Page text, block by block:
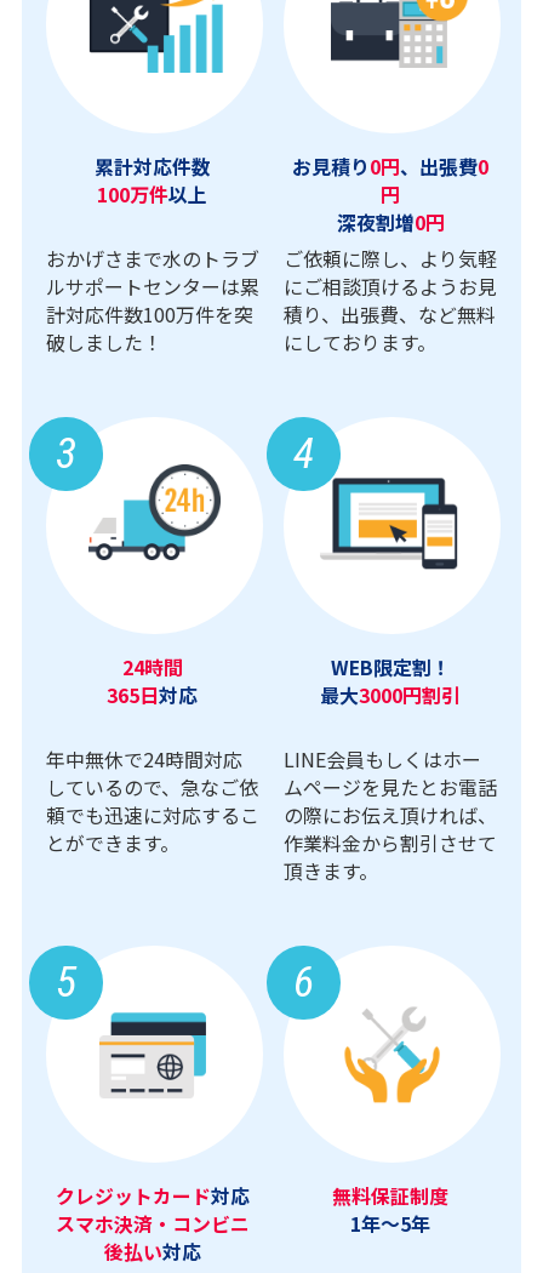
累計対応件数
100万件以上
おかげさまで水のトラブ
ルサポートセンターは累
計対応件数100万件を突
破しました！
お見積り0円、出張費0
円
深夜割増0円
ご依頼に際し、より気軽
にご相談頂けるようお見
積り、出張費、など無料
にしております。
3
24時間
365日対応
年中無休で24時間対応
しているので、急なご依
頼でも迅速に対応するこ
とができます。
4
WEB限定割！
最大3000円割引
LINE会員もしくはホー
ムページを見たとお電話
の際にお伝え頂ければ、
作業料金から割引させて
頂きます。
5
クレジットカード対応
スマホ決済・コンビニ
後払い対応
6
無料保証制度
1年～5年